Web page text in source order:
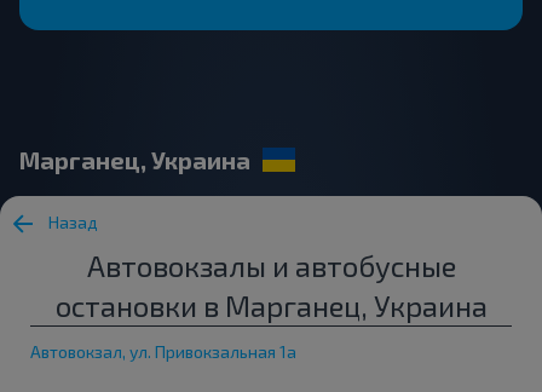
Марганец, Украина
Назад
Автовокзалы и автобусные
остановки в Марганец, Украина
Автовокзал, ул. Привокзальная 1а